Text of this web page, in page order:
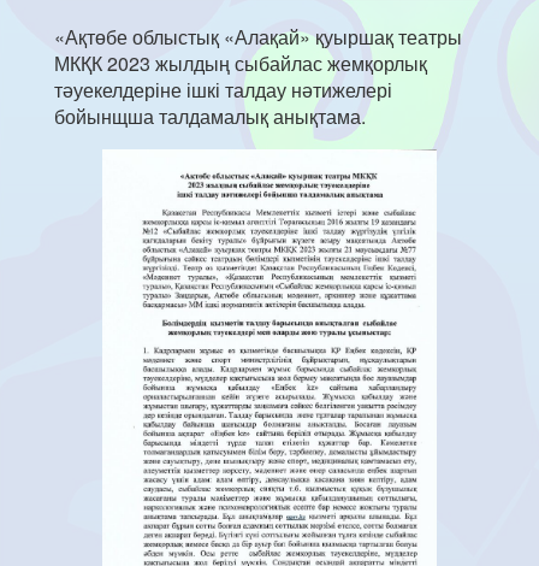
«Ақтөбе облыстық «Алақай» қуыршақ театры
МКҚК 2023 жылдың сыбайлас жемқорлық
тәуекелдеріне ішкі талдау нәтижелері
бойынщша талдамалық анықтама.